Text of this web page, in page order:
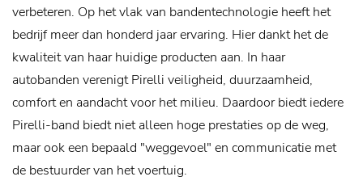
verbeteren. Op het vlak van bandentechnologie heeft het
bedrijf meer dan honderd jaar ervaring. Hier dankt het de
kwaliteit van haar huidige producten aan. In haar
autobanden verenigt Pirelli veiligheid, duurzaamheid,
comfort en aandacht voor het milieu. Daardoor biedt iedere
Pirelli-band biedt niet alleen hoge prestaties op de weg,
maar ook een bepaald "weggevoel" en communicatie met
de bestuurder van het voertuig.